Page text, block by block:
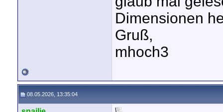
Dimensionen
Gruß,
mhoch3
08.05.2026, 13:35:04